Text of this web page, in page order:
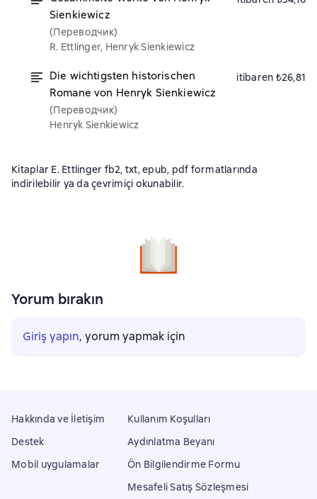
Sienkiewicz
(Переводчик)
R. Ettlinger, Henryk Sienkiewicz
Die wichtigsten historischen
Romane von Henryk Sienkiewicz
(Переводчик)
Henryk Sienkiewicz
itibaren ₺26,81
Kitaplar E. Ettlinger fb2, txt, epub, pdf formatlarında
indirilebilir ya da çevrimiçi okunabilir.
Yorum bırakın
Giriş yapın, yorum yapmak için
Hakkında ve İletişim
Destek
Mobil uygulamalar
Kullanım Koşulları
Aydınlatma Beyanı
Ön Bilgilendirme Formu
Mesafeli Satış Sözleşmesi